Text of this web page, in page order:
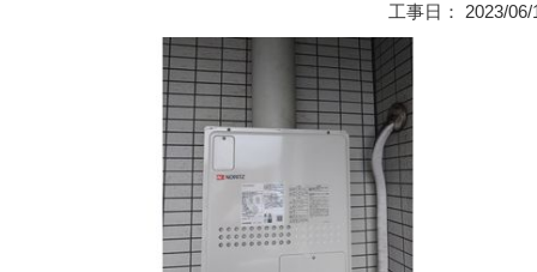
工事日： 2023/06/